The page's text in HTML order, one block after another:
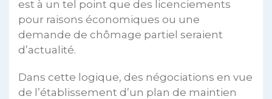
est à un tel point que des licenciements
pour raisons économiques ou une
demande de chômage partiel seraient
d’actualité.
Dans cette logique, des négociations en vue
de l’établissement d’un plan de maintien